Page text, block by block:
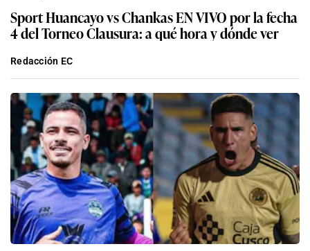
Sport Huancayo vs Chankas EN VIVO por la fecha
4 del Torneo Clausura: a qué hora y dónde ver
Redacción EC